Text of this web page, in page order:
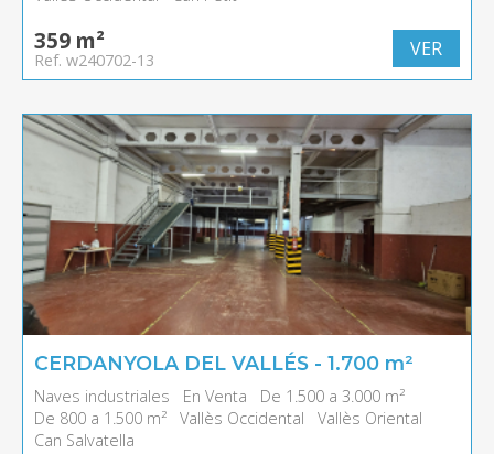
359 m²
Ref. w240702-13 VER
CERDANYOLA DEL VALLÉS - 1.700 m²
Naves industriales En Venta
De 1.500 a 3.000 m²
De 800 a 1.500 m²
Vallès Occidental
Vallès Oriental
Can Salvatella